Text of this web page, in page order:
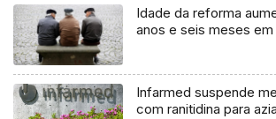
Idade da reforma
anos e seis meses em
Infarmed suspende
com ranitidina para